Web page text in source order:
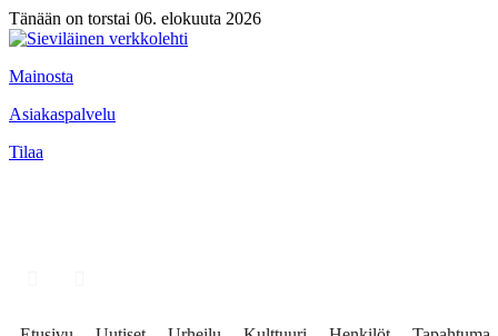
Tänään on torstai 06. elokuuta 2026
Mainosta
Asiakaspalvelu
Tilaa